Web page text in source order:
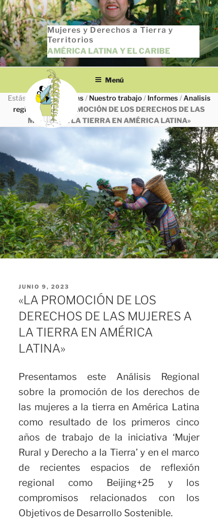
Saltar
al
contenido
Mujeres y Derechos a Tierra y
Territorios
AMÉRICA LATINA Y EL CARIBE
Menú
Estás enINICIO/ Todas / Nuestro trabajo / Informes /Analisis
regional/
«LA PROMOCIÓN DE LOS DERECHOS DE LAS
MUJERES A LA TIERRA EN AMÉRICA LATINA»
PUBLICADO
EL
JUNIO 9, 2023
«LA PROMOCIÓN DE LOS
DERECHOS DE LAS MUJERES A
LA TIERRA EN AMÉRICA
LATINA»
Presentamos este Análisis Regional
sobre la promoción de los derechos de
las mujeres a la tierra en América Latina
como resultado de los primeros cinco
años de trabajo de la iniciativa ‘Mujer
Rural y Derecho a la Tierra’ y en el marco
de recientes espacios de reflexión
regional como Beijing+25 y los
compromisos relacionados con los
Objetivos de Desarrollo Sostenible.